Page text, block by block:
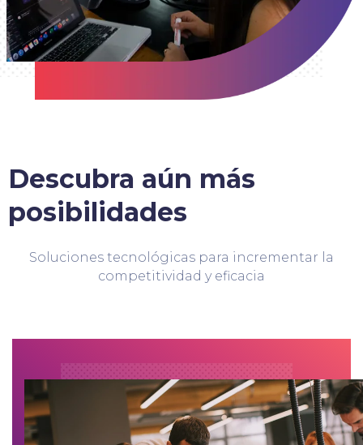
Descubra aún más
posibilidades
Soluciones tecnológicas para incrementar la
competitividad y eficacia